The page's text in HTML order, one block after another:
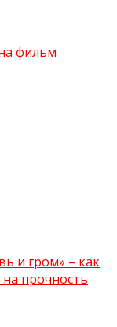
фильм
и гром» – как
на прочность